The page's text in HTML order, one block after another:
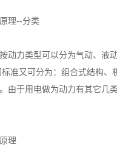
理--分类
动力类型可以分为气动、液
准又可分为：组合式结构
由于用电做为动力有其它几
理